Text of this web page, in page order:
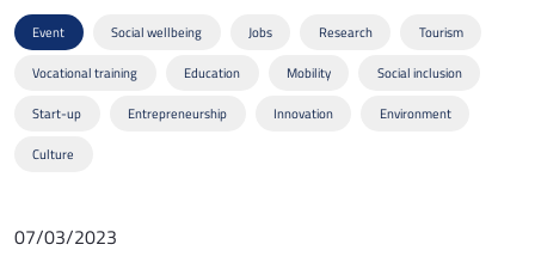
Event Social wellbeing Jobs Research Tourism
Vocational training Education Mobility Social inclusion
Start-up Entrepreneurship Innovation Environment
Culture
07/03/2023